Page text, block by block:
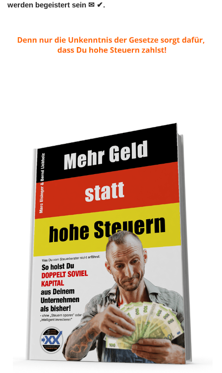
werden begeistert sein ✉ ✔.